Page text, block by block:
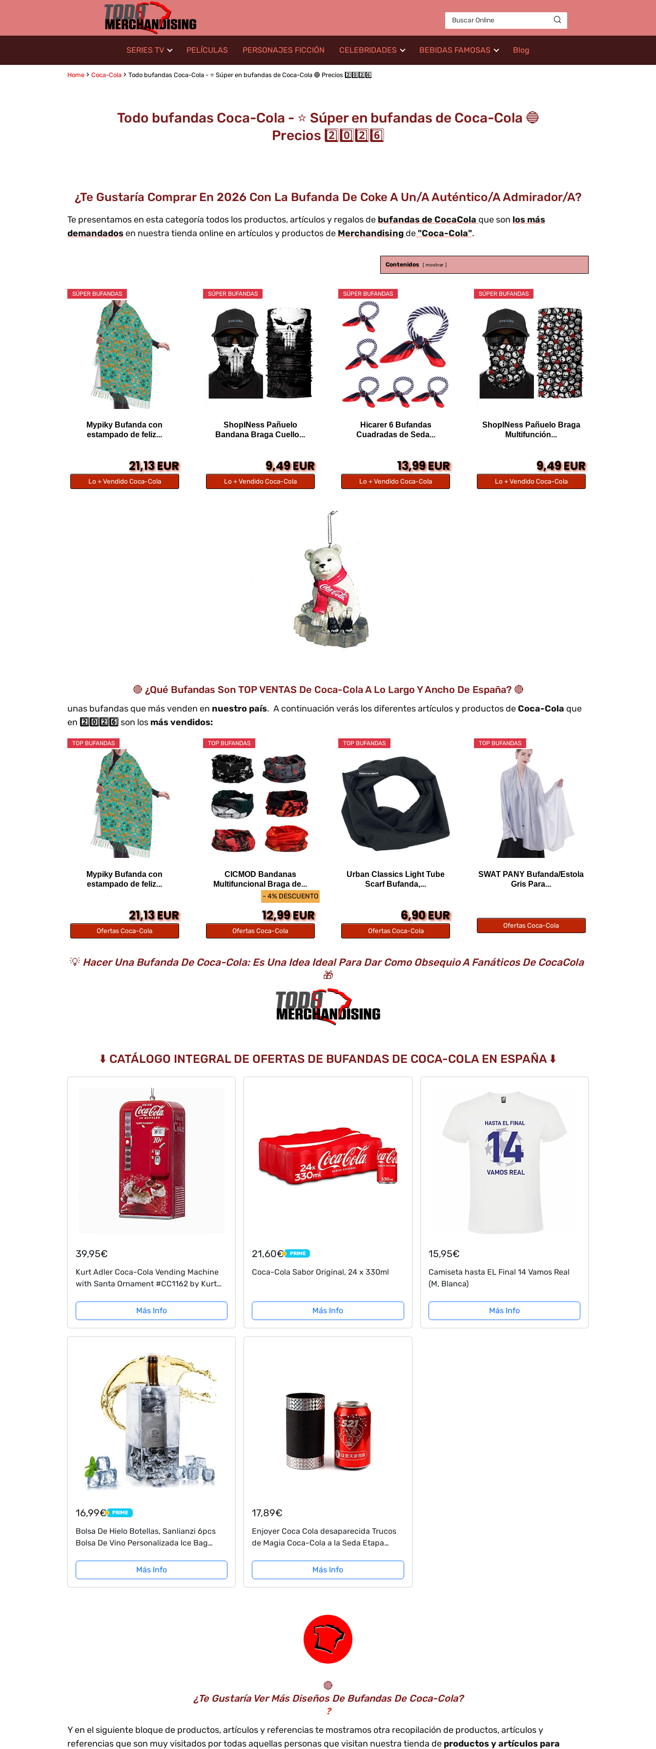
SERIES TV PELÍCULAS PERSONAJES FICCIÓN CELEBRIDADES BEBIDAS FAMOSAS Blog
Home Coca-Cola Todo bufandas Coca-Cola - ⭐️ Súper en bufandas de Coca-Cola 🔵 Precios 2️⃣0️⃣2️⃣6️⃣
Todo bufandas Coca-Cola - ⭐️ Súper en bufandas de Coca-Cola 🔵
Precios 2️⃣0️⃣2️⃣6️⃣
¿Te Gustaría Comprar En 2026 Con La Bufanda De Coke A Un/a Auténtico/a Admirador/a?
Te presentamos en esta categoría todos los productos, artículos y regalos de bufandas de CocaCola que son los más
demandadosen nuestra tienda online en artículos y productos de Merchandising de"Coca-Cola".
Contenidos mostrar
SÚPER BUFANDAS
Mypiky Bufanda con
estampado de feliz...
21,13 EUR
Lo + Vendido Coca-Cola
SÚPER BUFANDAS
ShopINess Pañuelo
Bandana Braga Cuello...
9,49 EUR
Lo + Vendido Coca-Cola
SÚPER BUFANDAS
Hicarer 6 Bufandas
Cuadradas de Seda...
13,99 EUR
Lo + Vendido Coca-Cola
SÚPER BUFANDAS
ShopINess Pañuelo Braga
Multifunción...
9,49 EUR
Lo + Vendido Coca-Cola
🔴 ¿Qué Bufandas Son TOP VENTAS De Coca-Cola A Lo Largo Y Ancho De España? 🔴
unas bufandas que más venden en nuestro país. A continuación verás los diferentes artículos y productos deCoca-Cola que
en 2️⃣0️⃣2️⃣6️⃣ son los más vendidos:
TOP BUFANDAS
Mypiky Bufanda con
estampado de feliz...
21,13 EUR
Ofertas Coca-Cola
- 4% DESCUENTO
TOP BUFANDAS
CICMOD Bandanas
Multifuncional Braga de...
12,99 EUR
Ofertas Coca-Cola
TOP BUFANDAS
Urban Classics Light Tube
Scarf Bufanda,...
6,90 EUR
Ofertas Coca-Cola
TOP BUFANDAS
SWAT PANY Bufanda/Estola
Gris Para...
Ofertas Coca-Cola
💡 Hacer Una Bufanda De Coca-Cola: Es Una Idea Ideal Para Dar Como Obsequio A Fanáticos De CocaCola
🎁
⬇️ CATÁLOGO INTEGRAL DE OFERTAS DE BUFANDAS DE COCA-COLA EN ESPAÑA ⬇️
39,95€
Kurt Adler Coca-Cola Vending Machine
with Santa Ornament #CC1162 by Kurt
Más Info
21,60€ PRIME
PRIME
Coca-Cola Sabor Original, 24 x 330ml
Más Info
15,95€
Camiseta hasta EL Final 14 Vamos Real
(M, Blanca)
Más Info
16,99€ PRIME
PRIME
Bolsa De Hielo Botellas, Sanlianzi 6pcs
Bolsa De Vino Personalizada Ice Bag
Asa para Champán Cerveza Fría Heladas
Más Info
17,89€
Enjoyer Coca Cola desaparecida Trucos
de Magia Coca-Cola a la Seda Etapa
Mentalismo Truco mágico
Más Info
🔴
¿Te Gustaría Ver Más Diseños De Bufandas De Coca-Cola?
❓
Y en el siguiente bloque de productos, artículos y referencias te mostramos otra recopilación de productos, artículos y
referencias que son muy visitados por todas aquellas personas que visitan nuestra tienda de productos y artículos para